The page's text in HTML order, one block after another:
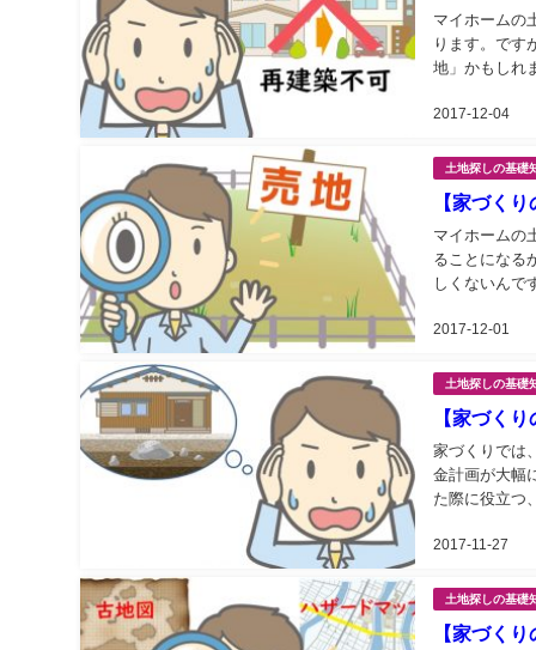
2017-12-04
マイホームの
ります。です
地」かもしれ
土地探しの基礎
【家づく
2017-12-01
マイホームの
ることになる
しくないんで
土地探しの基礎
【家づく
2017-11-27
家づくりでは
金計画が大幅
た際に役立つ
土地探しの基礎
【家づく